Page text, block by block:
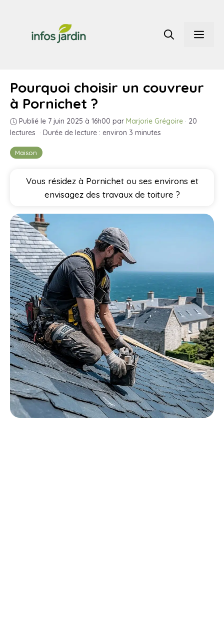
contenu
Maison
Pourquoi choisir un couvreur
à Pornichet ?
Publié le 7 juin 2025 à 16h00 par Marjorie Grégoire · 20
lectures · Durée de lecture : environ 3 minutes
Vous résidez à Pornichet ou ses environs et
envisagez des travaux de toiture ?